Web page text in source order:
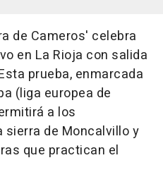
de Cameros' celebra
en La Rioja con salida
prueba, enmarcada
(liga europea de
a los
de Moncalvillo y
que practican el